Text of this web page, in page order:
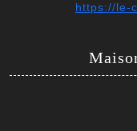
https://le-